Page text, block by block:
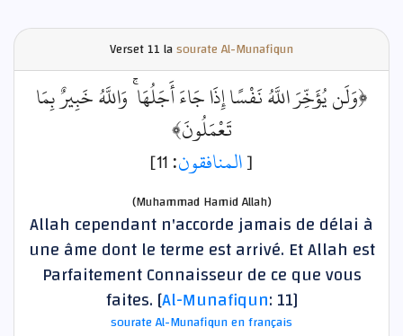
Verset11 lasourate Al-Munafiqun
﴿وَلَن يُؤَخِّرَ اللَّهُ نَفْسًا إِذَا جَاءَ أَجَلُهَا ۚ وَاللَّهُ خَبِيرٌ بِمَا
تَعْمَلُونَ﴾
[المنافقون: 11]
(Muhammad Hamid Allah)
Allah cependant n'accorde jamais de délai à
une âme dont le terme est arrivé. Et Allah est
Parfaitement Connaisseur de ce que vous
faites. [Al-Munafiqun: 11]
sourate Al-Munafiqun en français